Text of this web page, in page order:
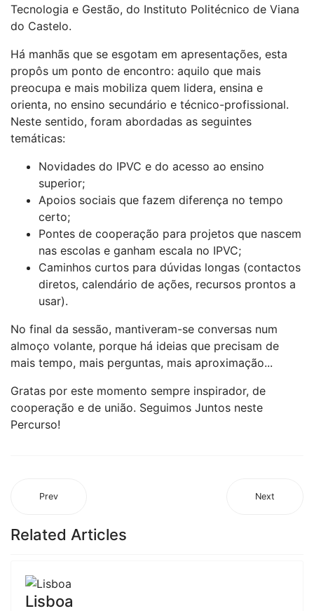
Tecnologia e Gestão, do Instituto Politécnico de Viana
do Castelo.
Há manhãs que se esgotam em apresentações, esta
propôs um ponto de encontro: aquilo que mais
preocupa e mais mobiliza quem lidera, ensina e
orienta, no ensino secundário e técnico-profissional.
Neste sentido, foram abordadas as seguintes
temáticas:
Novidades do IPVC e do acesso ao ensino
superior;
Apoios sociais que fazem diferença no tempo
certo;
Pontes de cooperação para projetos que nascem
nas escolas e ganham escala no IPVC;
Caminhos curtos para dúvidas longas (contactos
diretos, calendário de ações, recursos prontos a
usar).
No final da sessão, mantiveram-se conversas num
almoço volante, porque há ideias que precisam de
mais tempo, mais perguntas, mais aproximação...
Gratas por este momento sempre inspirador, de
cooperação e de união. Seguimos Juntos neste
Percurso!
Prev Next
Related Articles
Lisboa